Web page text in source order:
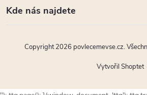
Kde nás najdete
Vytvořil Shoptet
Copyright 2026 povlecemevse.cz.